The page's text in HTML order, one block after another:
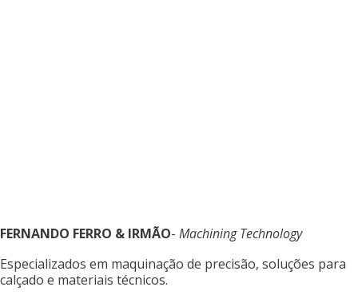
FERNANDO FERRO & IRMÃO- Machining Technology
Especializados em maquinação de precisão, soluções para
calçado e materiais técnicos.